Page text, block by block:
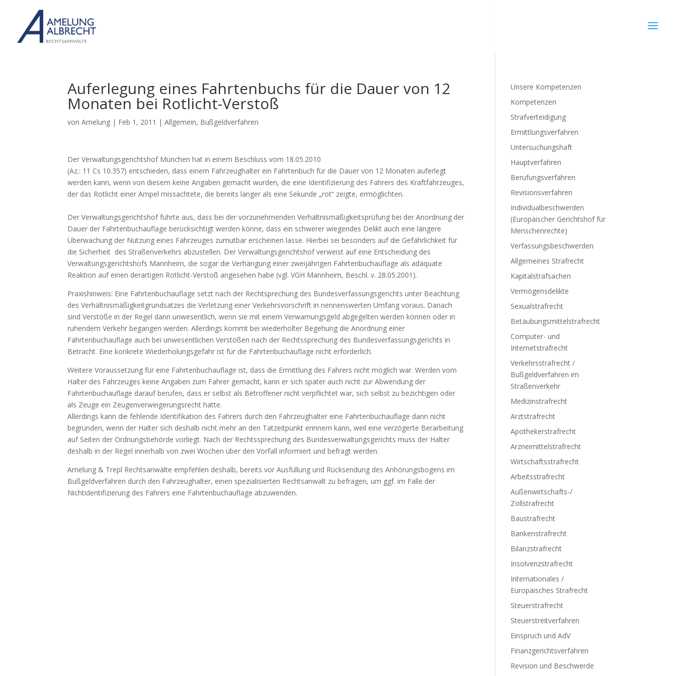
Auferlegung eines Fahrtenbuchs für die Dauer von 12
Monaten bei Rotlicht-Verstoß
vonAmelung | Feb 1, 2011 |Allgemein, Bußgeldverfahren
Der Verwaltungsgerichtshof München hat in einem Beschluss vom 18.05.2010
(Az.: 11 Cs 10.357) entschieden, dass einem Fahrzeughalter ein Fahrtenbuch für die Dauer von 12 Monaten auferlegt
werden kann, wenn von diesem keine Angaben gemacht wurden, die eine Identifizierung des Fahrers des Kraftfahrzeuges,
der das Rotlicht einer Ampel missachtete, die bereits länger als eine Sekunde „rot“ zeigte, ermöglichten.
Der Verwaltungsgerichtshof führte aus, dass bei der vorzunehmenden Verhältnismäßigkeitsprüfung bei der Anordnung der
Dauer der Fahrtenbuchauflage berücksichtigt werden könne, dass ein schwerer wiegendes Delikt auch eine längere
Überwachung der Nutzung eines Fahrzeuges zumutbar erscheinen lasse. Hierbei sei besonders auf die Gefährlichkeit für
die Sicherheit des Straßenverkehrs abzustellen. Der Verwaltungsgerichtshof verweist auf eine Entscheidung des
Verwaltungsgerichtshofs Mannheim, die sogar die Verhängung einer zweijährigen Fahrtenbuchauflage als adäquate
Reaktion auf einen derartigen Rotlicht-Verstoß angesehen habe (vgl. VGH Mannheim, Beschl. v. 28.05.2001).
Praxishinweis: Eine Fahrtenbuchauflage setzt nach der Rechtsprechung des Bundesverfassungsgerichts unter Beachtung
des Verhältnismäßigkeitgrundsatzes die Verletzung einer Verkehrsvorschrift in nennenswerten Umfang voraus. Danach
sind Verstöße in der Regel dann unwesentlich, wenn sie mit einem Verwarnungsgeld abgegelten werden können oder in
ruhendem Verkehr begangen werden. Allerdings kommt bei wiederholter Begehung die Anordnung einer
Fahrtenbuchauflage auch bei unwesentlichen Verstößen nach der Rechtssprechung des Bundesverfassungsgerichts in
Betracht. Eine konkrete Wiederholungsgefahr ist für die Fahrtenbuchauflage nicht erforderlich.
Weitere Voraussetzung für eine Fahrtenbuchauflage ist, dass die Ermittlung des Fahrers nicht möglich war. Werden vom
Halter des Fahrzeuges keine Angaben zum Fahrer gemacht, kann er sich später auch nicht zur Abwendung der
Fahrtenbuchauflage darauf berufen, dass er selbst als Betroffener nicht verpflichtet war, sich selbst zu bezichtigen oder
als Zeuge ein Zeugenverweigerungsrecht hatte.
Allerdings kann die fehlende Identifikation des Fahrers durch den Fahrzeughalter eine Fahrtenbuchauflage dann nicht
begründen, wenn der Halter sich deshalb nicht mehr an den Tatzeitpunkt erinnern kann, weil eine verzögerte Berarbeitung
auf Seiten der Ordnungsbehörde vorliegt. Nach der Rechtssprechung des Bundesverwaltungsgerichts muss der Halter
deshalb in der Regel innerhalb von zwei Wochen über den Vorfall informiert und befragt werden.
Amelung & Trepl Rechtsanwälte empfehlen deshalb, bereits vor Ausfüllung und Rücksendung des Anhörungsbogens im
Bußgeldverfahren durch den Fahrzeughalter, einen spezialisierten Rechtsanwalt zu befragen, um ggf. im Falle der
Nichtidentifizierung des Fahrers eine Fahrtenbuchauflage abzuwenden.
Unsere Kompetenzen
Kompetenzen
Strafverteidigung
Ermittlungsverfahren
Untersuchungshaft
Hauptverfahren
Berufungsverfahren
Revisionsverfahren
Individualbeschwerden
(Europäischer Gerichtshof für
Menschenrechte)
Verfassungsbeschwerden
Allgemeines Strafrecht
Kapitalstrafsachen
Vermögensdelikte
Sexualstrafrecht
Betäubungsmittelstrafrecht
Computer- und
Internetstrafrecht
Verkehrsstrafrecht /
Bußgeldverfahren im
Straßenverkehr
Medizinstrafrecht
Arztstrafrecht
Apothekerstrafrecht
Arzneimittelstrafrecht
Wirtschaftsstrafrecht
Arbeitsstrafrecht
Außenwirtschafts-/
Zollstrafrecht
Baustrafrecht
Bankenstrafrecht
Bilanzstrafrecht
Insolvenzstrafrecht
Internationales /
Europäisches Strafrecht
Steuerstrafrecht
Steuerstreitverfahren
Einspruch und AdV
Finanzgerichtsverfahren
Revision und Beschwerde